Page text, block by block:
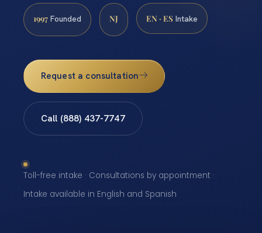
1997 Founded NJ EN · ES Intake
Request a consultation
Call (888) 437-7747
Toll-free intake · Consultations by appointment ·
Intake available in English and Spanish